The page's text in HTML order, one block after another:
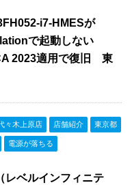
i7-HMESが
で起動しない
2023適用で復旧 東
々木上原店 店舗紹介 東京都
電源が落ちる
ベルインフィニテ